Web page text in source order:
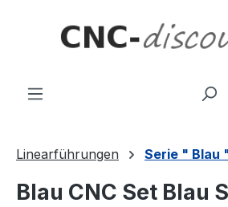
Linearführungen Serie " Blau
Blau CNC Set Blau